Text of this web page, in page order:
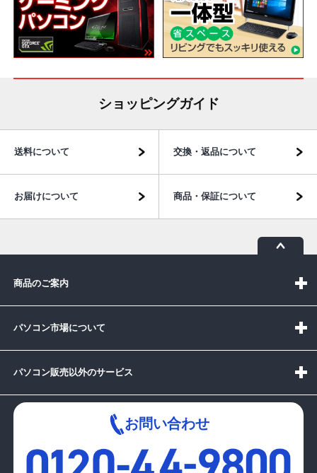
ショッピングガイド
送料について 交換・返品について
お届けについて 商品・保証について
商品のご案内
パソコン市場について
パソコン販売以外のサービス
お問い合わせ